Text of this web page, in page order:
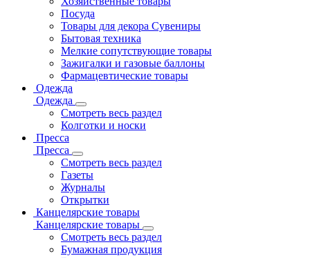
Посуда
Товары для декора Сувениры
Бытовая техника
Мелкие сопутствующие товары
Зажигалки и газовые баллоны
Фармацевтические товары
Одежда
Одежда
Смотреть весь раздел
Колготки и носки
Пресса
Пресса
Смотреть весь раздел
Газеты
Журналы
Открытки
Канцелярские товары
Канцелярские товары
Смотреть весь раздел
Бумажная продукция